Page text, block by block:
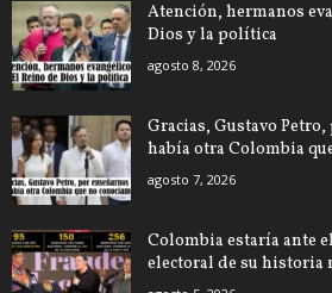
Atención, hermanos
Dios y la política
agosto 8, 2026
Gracias, Gustavo
había otra Colombia
agosto 7, 2026
Colombia estaría ante
electoral de su historia